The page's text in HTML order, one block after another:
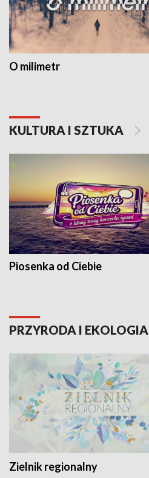
O milimetr
KULTURA I SZTUKA
Piosenka od Ciebie
PRZYRODA I EKOLOGIA
Zielnik regionalny